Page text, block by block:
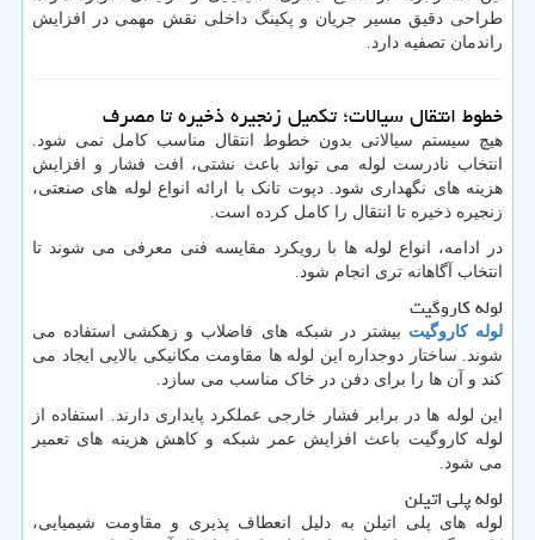
طراحی دقیق مسیر جریان و پکینگ داخلی نقش مهمی در افزایش
راندمان تصفیه دارد.
خطوط انتقال سیالات؛ تکمیل زنجیره ذخیره تا مصرف
هیچ سیستم سیالاتی بدون خطوط انتقال مناسب کامل نمی شود.
انتخاب نادرست لوله می تواند باعث نشتی، افت فشار و افزایش
هزینه های نگهداری شود. دپوت تانک با ارائه انواع لوله های صنعتی،
زنجیره ذخیره تا انتقال را کامل کرده است.
در ادامه، انواع لوله ها با رویکرد مقایسه فنی معرفی می شوند تا
انتخاب آگاهانه تری انجام شود.
لوله کاروگیت
لوله کاروگیت بیشتر در شبکه های فاضلاب و زهکشی استفاده می
شوند. ساختار دوجداره این لوله ها مقاومت مکانیکی بالایی ایجاد می
کند و آن ها را برای دفن در خاک مناسب می سازد.
این لوله ها در برابر فشار خارجی عملکرد پایداری دارند. استفاده از
لوله کاروگیت باعث افزایش عمر شبکه و کاهش هزینه های تعمیر
می شود.
لوله پلی اتیلن
لوله های پلی اتیلن به دلیل انعطاف پذیری و مقاومت شیمیایی،